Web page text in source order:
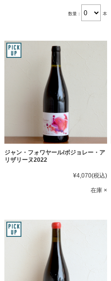
数量： 本
ジャン・フォワヤール/ボジョレー・ア
リザリーヌ2022
¥4,070(税込)
在庫 ×